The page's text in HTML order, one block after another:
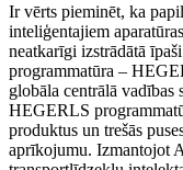
Ir vērts pieminēt, ka
inteliģentajiem
neatkarīgi izstrādātā
programmatūra –
globāla centrālā vadības
HEGERLS
produktus un trešās
aprīkojumu. Izmantojot